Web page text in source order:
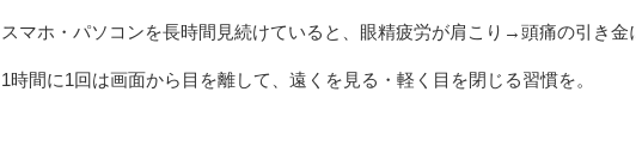
スマホ・パソコンを長時間見続けていると、眼精疲労が肩こり→頭痛の引き金
1時間に1回は画面から目を離して、遠くを見る・軽く目を閉じる習慣を。